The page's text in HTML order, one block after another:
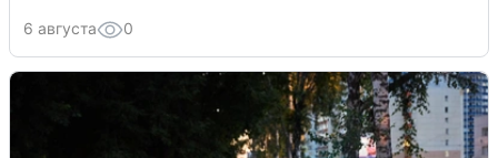
6 августа 0